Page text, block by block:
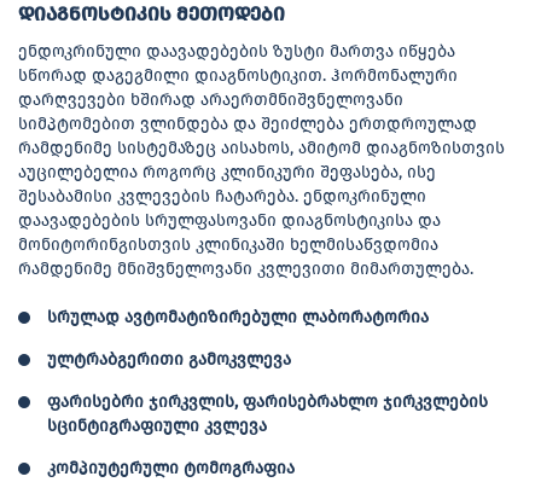
ᲓᲘᲐᲒᲜᲝᲡᲢᲘᲙᲘᲡ ᲛᲔᲗᲝᲓᲔᲑᲘ
ენდოკრინული დაავადებების ზუსტი მართვა იწყება
სწორად დაგეგმილი დიაგნოსტიკით. ჰორმონალური
დარღვევები ხშირად არაერთმნიშვნელოვანი
სიმპტომებით ვლინდება და შეიძლება ერთდროულად
რამდენიმე სისტემაზეც აისახოს, ამიტომ დიაგნოზისთვის
აუცილებელია როგორც კლინიკური შეფასება, ისე
შესაბამისი კვლევების ჩატარება. ენდოკრინული
დაავადებების სრულფასოვანი დიაგნოსტიკისა და
მონიტორინგისთვის კლინიკაში ხელმისაწვდომია
რამდენიმე მნიშვნელოვანი კვლევითი მიმართულება.
სრულად ავტომატიზირებული ლაბორატორია
ულტრაბგერითი გამოკვლევა
ფარისებრი ჯირკვლის, ფარისებრახლო ჯირკვლების
სცინტიგრაფიული კვლევა
კომპიუტერული ტომოგრაფია